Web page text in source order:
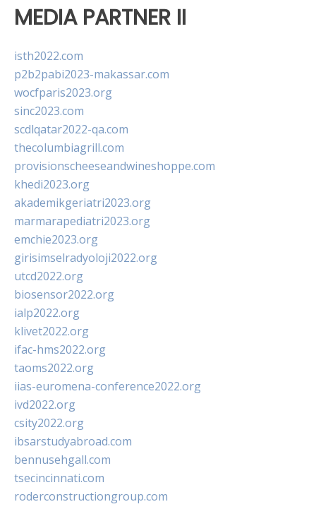
MEDIA PARTNER II
isth2022.com
p2b2pabi2023-makassar.com
wocfparis2023.org
sinc2023.com
scdlqatar2022-qa.com
thecolumbiagrill.com
provisionscheeseandwineshoppe.com
khedi2023.org
akademikgeriatri2023.org
marmarapediatri2023.org
emchie2023.org
girisimselradyoloji2022.org
utcd2022.org
biosensor2022.org
ialp2022.org
klivet2022.org
ifac-hms2022.org
taoms2022.org
iias-euromena-conference2022.org
ivd2022.org
csity2022.org
ibsarstudyabroad.com
bennusehgall.com
tsecincinnati.com
roderconstructiongroup.com